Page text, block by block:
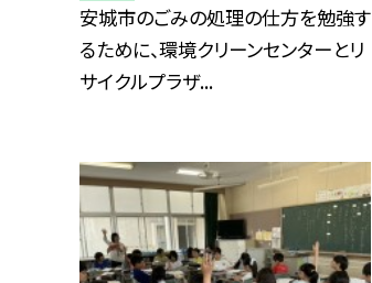
安城市のごみの処理の仕方を勉強す
るために、環境クリーンセンターとリ
サイクルプラザ...